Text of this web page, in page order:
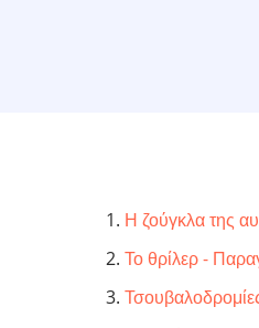
Η ζούγκλα της
Το θρίλερ -